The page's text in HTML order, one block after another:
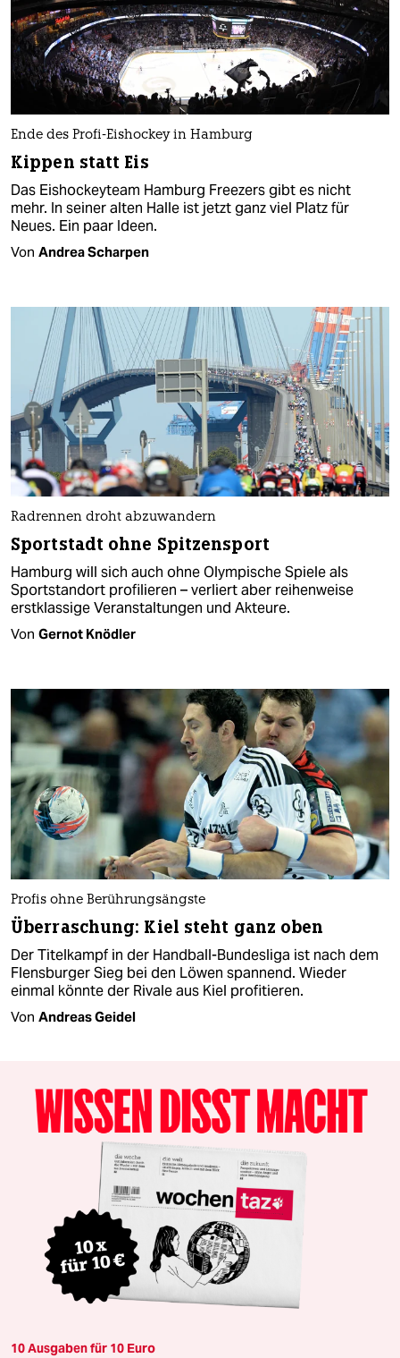
Ende des Profi-Eishockey in Hamburg
Kippen statt Eis
Das Eishockeyteam Hamburg Freezers gibt es nicht
mehr. In seiner alten Halle ist jetzt ganz viel Platz für
Neues. Ein paar Ideen.
Von Andrea Scharpen
Radrennen droht abzuwandern
Sportstadt ohne Spitzensport
Hamburg will sich auch ohne Olympische Spiele als
Sportstandort profilieren – verliert aber reihenweise
erstklassige Veranstaltungen und Akteure.
Von Gernot Knödler
Profis ohne Berührungsängste
Überraschung: Kiel steht ganz oben
Der Titelkampf in der Handball-Bundesliga ist nach dem
Flensburger Sieg bei den Löwen spannend. Wieder
einmal könnte der Rivale aus Kiel profitieren.
Von Andreas Geidel
10 Ausgaben für 10 Euro